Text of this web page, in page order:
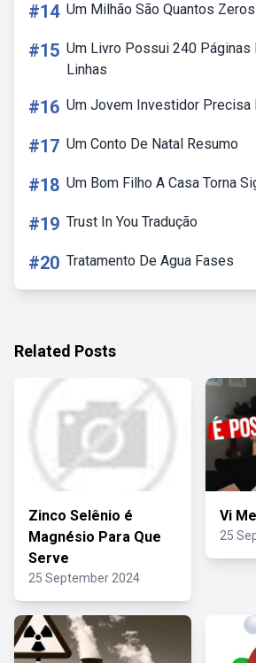
#14 Um Milhão São Quantos Zeros
#15 Um Livro Possui 240 Páginas
Linhas
#16 Um Jovem Investidor Precisa
#17 Um Conto De Natal Resumo
#18 Um Bom Filho A Casa Torna
#19 Trust In You Tradução
#20 Tratamento De Agua Fases
Related Posts
Zinco Selênio é
Magnésio Para Que
Serve
25 September 2024
Vi
25